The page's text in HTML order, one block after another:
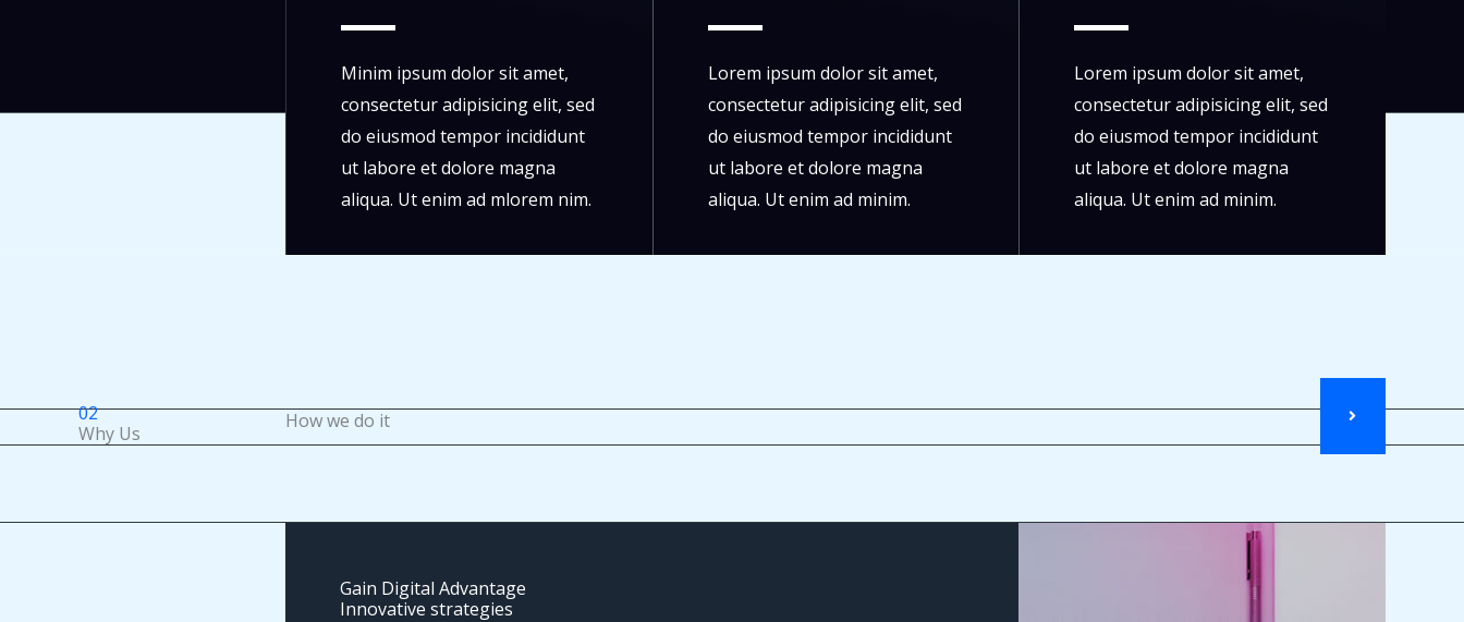
Minim ipsum dolor sit amet,
consectetur adipisicing elit, sed
do eiusmod tempor incididunt
ut labore et dolore magna
aliqua. Ut enim ad mlorem nim.
Lorem ipsum dolor sit amet,
consectetur adipisicing elit, sed
do eiusmod tempor incididunt
ut labore et dolore magna
aliqua. Ut enim ad minim.
Lorem ipsum dolor sit amet,
consectetur adipisicing elit, sed
do eiusmod tempor incididunt
ut labore et dolore magna
aliqua. Ut enim ad minim.
02
Why Us
How we do it
Gain Digital Advantage
Innovative strategies